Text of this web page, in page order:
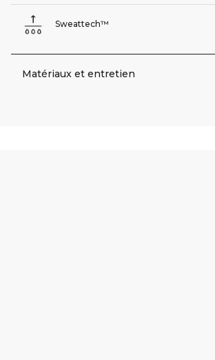
Sweattech™
Matériaux et entretien